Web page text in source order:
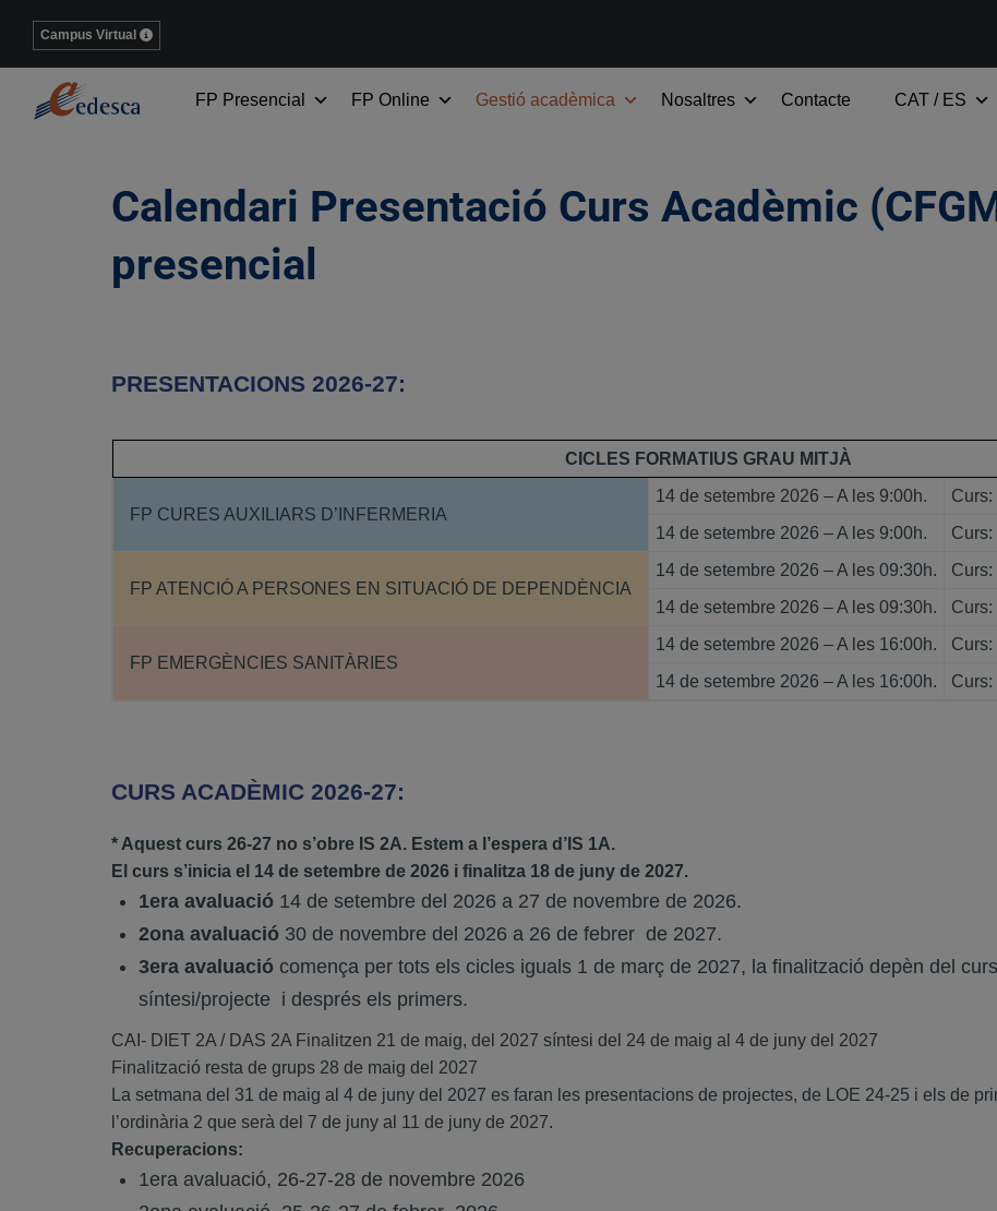
Campus Virtual
FP Presencial FP Online Gestió acadèmica Nosaltres Contacte CAT / ES
Calendari Presentació Curs Acadèmic
presencial
PRESENTACIONS 2026-27:
CICLES FORMATIUS GRAU MITJÀ
FP CURES AUXILIARS D’INFERMERIA
14 de setembre 2026 – A les 9:00h. Curs:
14 de setembre 2026 – A les 9:00h.
Curs:
FP ATENCIÓ A PERSONES EN SITUACIÓ DE DEPENDÈNCIA
14 de setembre 2026 – A les 09:30h. Curs:
14 de setembre 2026 – A les 09:30h.
Curs:
FP EMERGÈNCIES SANITÀRIES
14 de setembre 2026 – A les 16:00h. Curs:
14 de setembre 2026 – A les 16:00h.
Curs:
CURS ACADÈMIC 2026-27:
* Aquest curs 26-27 no s’obre IS 2A. Estem a l’espera d’IS 1A.
El curs s’inicia el 14 de setembre de 2026 i finalitza 18 de juny de 2027.
1era avaluació 14 de setembre del 2026 a 27 de novembre de 2026.
2ona avaluació 30 de novembre del 2026 a 26 de febrer de 2027.
3era avaluació comença per tots els cicles iguals 1 de març de 2027, la finalització depèn del
síntesi/projecte i després els primers.
CAI- DIET 2A / DAS 2A Finalitzen 21 de maig, del 2027 síntesi del 24 de maig al 4 de juny del 2027
Finalització resta de grups 28 de maig del 2027
La setmana del 31 de maig al 4 de juny del 2027 es faran les presentacions de projectes, de LOE 24-25 i els de
l’ordinària 2 que serà del 7 de juny al 11 de juny de 2027.
Recuperacions:
1era avaluació, 26-27-28 de novembre 2026